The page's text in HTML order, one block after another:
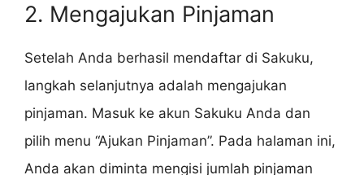
2. Mengajukan Pinjaman
Setelah Anda berhasil mendaftar di Sakuku,
langkah selanjutnya adalah mengajukan
pinjaman. Masuk ke akun Sakuku Anda dan
pilih menu “Ajukan Pinjaman”. Pada halaman ini,
Anda akan diminta mengisi jumlah pinjaman